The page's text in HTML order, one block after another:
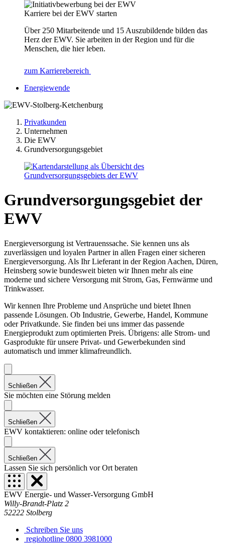
Karriere bei der EWV starten
Über 250 Mitarbeitende und 15 Auszubildende bilden das
Herz der EWV. Sie arbeiten in der Region und für die
Menschen, die hier leben.
zum Karrierebereich
Energiewende
Privatkunden
Unternehmen
Die EWV
Grundversorgungsgebiet
Grundversorgungsgebiet der
EWV
Energieversorgung ist Vertrauenssache. Sie kennen uns als
zuverlässigen und loyalen Partner in allen Fragen einer sicheren
Energieversorgung. Als Ihr Lieferant in der Region Aachen, Düren,
Heinsberg sowie bundesweit bieten wir Ihnen mehr als eine
moderne und sichere Versorgung mit Strom, Gas, Fernwärme und
Trinkwasser.
Wir kennen Ihre Probleme und Ansprüche und bietet Ihnen
passende Lösungen. Ob Industrie, Gewerbe, Handel, Kommune
oder Privatkunde. Sie finden bei uns immer das passende
Energieprodukt zum optimierten Preis. Übrigens: alle Strom- und
Gasprodukte für unsere Privat- und Gewerbekunden sind
automatisch und immer klimafreundlich.
Schließen
Sie möchten eine Störung melden
Schließen
EWV kontaktieren: online oder telefonisch
Schließen
Lassen Sie sich persönlich vor Ort beraten
EWV Energie- und Wasser-Versorgung GmbH
Willy-Brandt-Platz 2
52222 Stolberg
Schreiben Sie uns
regiohotline 0800 3981000